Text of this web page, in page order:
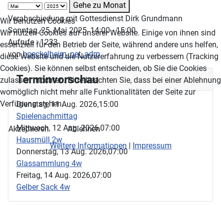
Gehe zu Monat
Verabschiedung mit Gottesdienst Dirk Grundmann
Sonntag, 25. Mai 2025, 14:00 - 15:00
Aufrufe : 1233
vonhoeckelheim_net_adm
Terminvorschau
Dienstag, 11 Aug. 2026,15:00
Spielenachmittag
Mittwoch, 12 Aug. 2026,07:00
Hausmüll 2w
Donnerstag, 13 Aug. 2026,07:00
Glassammlung 4w
Freitag, 14 Aug. 2026,07:00
Gelber Sack 4w
Wir benutzen Cookies
Wir nutzen Cookies auf unserer Website. Einige von ihnen sind
essenziell für den Betrieb der Seite, während andere uns helfen,
diese Website und die Nutzererfahrung zu verbessern (Tracking
Cookies). Sie können selbst entscheiden, ob Sie die Cookies
zulassen möchten. Bitte beachten Sie, dass bei einer Ablehnung
womöglich nicht mehr alle Funktionalitäten der Seite zur
Verfügung stehen.
Akzeptieren
Ablehnen
Weitere Informationen | Impressum